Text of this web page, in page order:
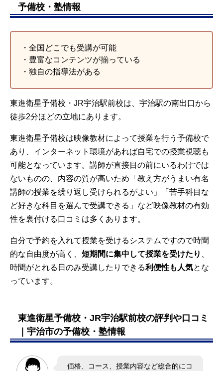
三重大学
神戸大学
奈良県立医科大学
鳥取大学
秋田大学
神戸大学
山口大学
香川大学
愛媛大学
など
※東進衛星予備校全体の合格実績
予備校・塾情報
・全国どこでも受講が可能
・豊富なコンテンツが揃っている
・独自の指導法がある
東進衛星予備校・JR宇治駅前校は、宇治駅の南出口から
徒歩2分ほどの立地にあります。
東進衛星予備校は映像教材によって授業を行う予備校で
あり、インターネット環境があれば自宅での授業視聴も
可能となっています。講師が直接目の前にいるわけでは
ないものの、内容の質が高いため「教え方がうまい有名
講師の授業を繰り返し受けられるがよい」「苦手科目な
ど好きな科目を選んで受講できる」など映像教材の有効
性を裏付ける口コミは多くあります。
自分で予約を入れて授業を受けるシステムですので時間
的な自由度が高く、 短期間に集中して授業を受けたり
時間がとれる日のみ受講したりできる利便性も人気とな
っています。
東進衛星予備校・JR宇治駅前校の評判や口コミ
｜宇治市の予備校・塾情報
価格、コース、授業内容など総合的にコ